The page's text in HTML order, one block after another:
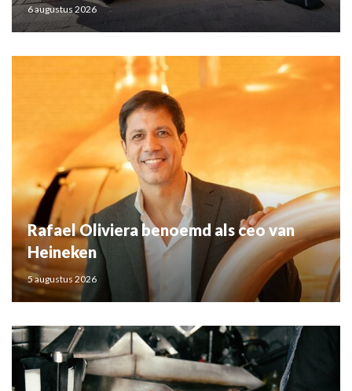
6 augustus 2026
Rafael Oliviera benoemd als ceo van
Heineken
5 augustus 2026